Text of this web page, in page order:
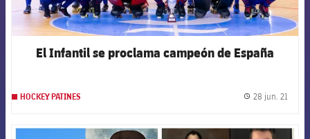
El Infantil se proclama campeón de España
HOCKEY PATINES 28 jun. 21
FCB Barcelona badge